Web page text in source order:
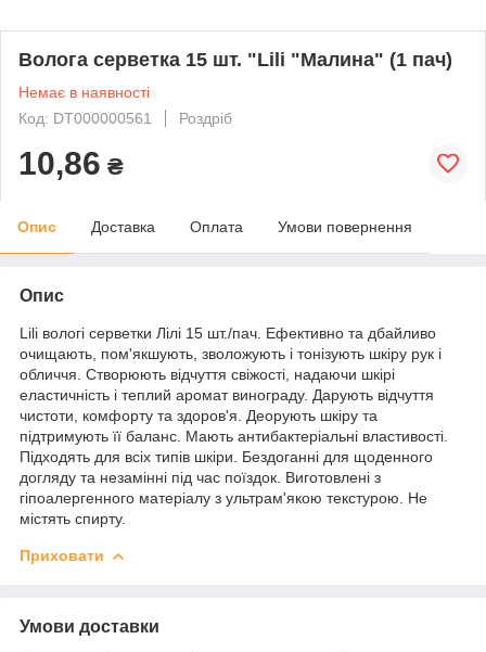
Волога серветка 15 шт. "Lili "Малина" (1 пач)
Немає в наявності
Код: DT000000561
Роздріб
10,86 ₴
Опис Доставка Оплата Умови повернення
Опис
Lili вологі серветки Лілі 15 шт./пач. Ефективно та дбайливо
очищають, пом'якшують, зволожують і тонізують шкіру рук і
обличчя. Створюють відчуття свіжості, надаючи шкірі
еластичність і теплий аромат винограду. Дарують відчуття
чистоти, комфорту та здоров'я. Деорують шкіру та
підтримують її баланс. Мають антибактеріальні властивості.
Підходять для всіх типів шкіри. Бездоганні для щоденного
догляду та незамінні під час поїздок. Виготовлені з
гіпоалергенного матеріалу з ультрам'якою текстурою. Не
містять спирту.
Приховати
Умови доставки